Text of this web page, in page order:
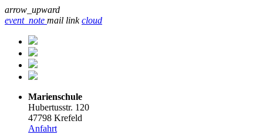
arrow_upward
event_note mail link cloud
Marienschule
Hubertusstr. 120
47798 Krefeld
Anfahrt